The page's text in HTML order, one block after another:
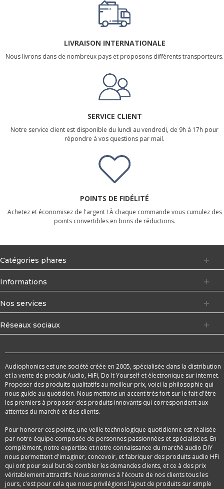
LIVRAISON INTERNATIONALE
Nous livrons dans de nombreux pays et proposons différents transporteurs.
SERVICE CLIENT
Notre service client est disponible du lundi au vendredi, de 9h à 17h pour
répondre à vos questions par mail.
POINTS DE FIDÉLITÉ
Achetez et économisez de l'argent ! À chaque commande vous cumulez des
points convertibles en bons de réductions.
Catégories phares
Informations
Nos services
Réseaux sociaux
Audiophonics est une société créée en 2005, spécialisée dans la distribution
et la vente de produit Audio, HiFi, Do It Yourself et électronique sur internet.
Proposer des produits qualitatifs au meilleur prix, voici la philosophie qui
nous guide au quotidien. Nous mettons un accent très fort sur le fait d'être
les premiers à proposer des produits innovants qui correspondent aux
attentes du marché et des clients.
Pour honorer ces points, une veille technologique quotidienne est réalisée
par notre équipe composée de personnes passionnées et spécialisées. En
complément, notre expertise et notre connaissance du marché audio DIY
nous permettent d'imaginer, concevoir, et fabriquer des produits audio HFi
qui ont pour seul but de combler les demandes clients, et ce à des prix
véritablement attractifs. Nous sommes à l'écoute de nos clients tous les
jours, c'est pour cela que nous privilégions l'ajout de produits sur simple